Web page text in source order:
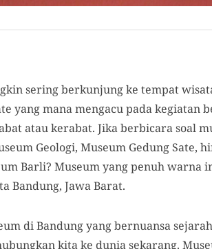
sering berkunjung ke tempat
yang mana mengacu pada kegiatan
atau kerabat. Jika berbicara soal
Geologi, Museum Gedung Sate,
Barli? Museum yang penuh warna
Bandung, Jawa Barat.
di Bandung yang bernuansa
kita ke dunia sekarang.